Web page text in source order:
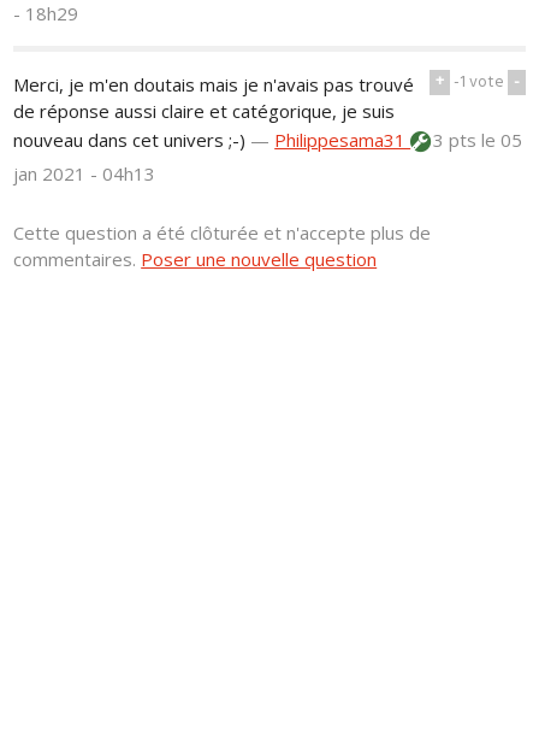
- 18h29
+ -1vote -
Merci, je m'en doutais mais je n'avais pas trouvé
de réponse aussi claire et catégorique, je suis
nouveau dans cet univers ;-) — Philippesama31 3 ptsle 05
jan 2021 - 04h13
Cette question a été clôturée et n'accepte plus de
commentaires. Poser une nouvelle question